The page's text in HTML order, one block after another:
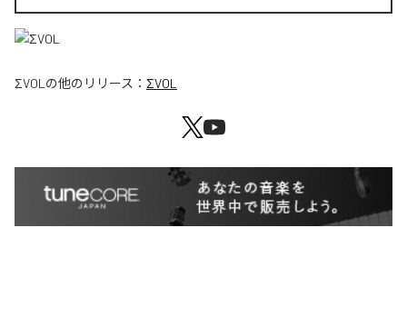
ΣVOL の他のリリース： ΣVOL